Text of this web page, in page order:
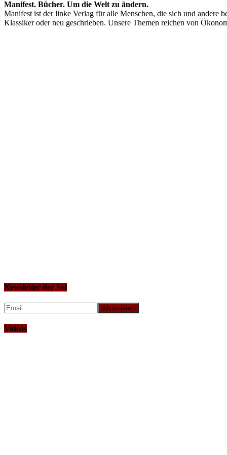
Manifest. Bücher. Um die Welt zu ändern.
Manifest ist der linke Verlag für alle Menschen, die sich und
Klassiker oder neu geschrieben. Unsere Themen reichen von
Newsletter der Sol
Videos